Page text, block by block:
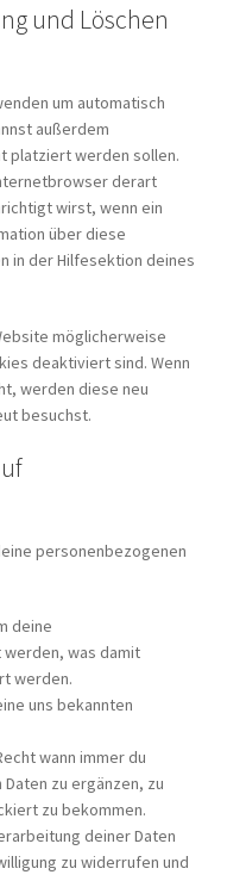
und Löschen
um automatisch
außerdem
platziert werden sollen.
derart
wirst, wenn ein
über diese
in der Hilfesektion deines
möglicherweise
deaktiviert sind. Wenn
werden diese neu
besuchst.
personenbezogenen
deine
was damit
werden.
uns bekannten
wann immer du
zu ergänzen, zu
zu bekommen.
deiner Daten
zu widerrufen und